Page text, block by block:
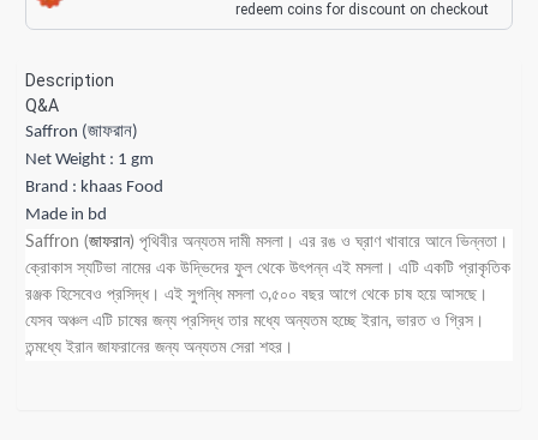
redeem coins for discount on checkout
Description
Q&A
Saffron (জাফরান)
Net Weight : 1 gm
Brand : khaas Food
Made in bd
Saffron (জাফরান) পৃথিবীর অন্যতম দামী মসলা। এর রঙ ও ঘ্রাণ খাবারে আনে ভিন্নতা।
ক্রোকাস স্যটিভা নামের এক উদ্ভিদের ফুল থেকে উৎপন্ন এই মসলা। এটি একটি প্রাকৃতিক
রঞ্জক হিসেবেও প্রসিদ্ধ। এই সুগন্ধি মসলা ৩,৫০০ বছর আগে থেকে চাষ হয়ে আসছে।
যেসব অঞ্চল এটি চাষের জন্য প্রসিদ্ধ তার মধ্যে অন্যতম হচ্ছে ইরান, ভারত ও গ্রিস।
তন্মধ্যে ইরান জাফরানের জন্য অন্যতম সেরা শহর।